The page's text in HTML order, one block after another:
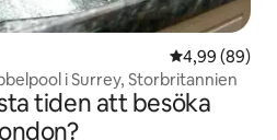
4,99 av 5 i
4,99 (89)
i Surrey, Storbritannien
tiden att besöka